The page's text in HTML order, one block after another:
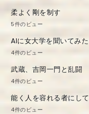
柔よく剛を制す
5件のビュー
AIに女大学を聞いてみた
4件のビュー
武蔵、吉岡一門と乱闘
4件のビュー
能く人を容れる者にして
4件のビュー